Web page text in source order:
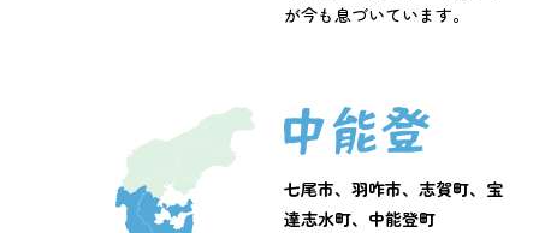
が今も息づいています。
七尾市、羽咋市、志賀町、宝
達志水町、中能登町